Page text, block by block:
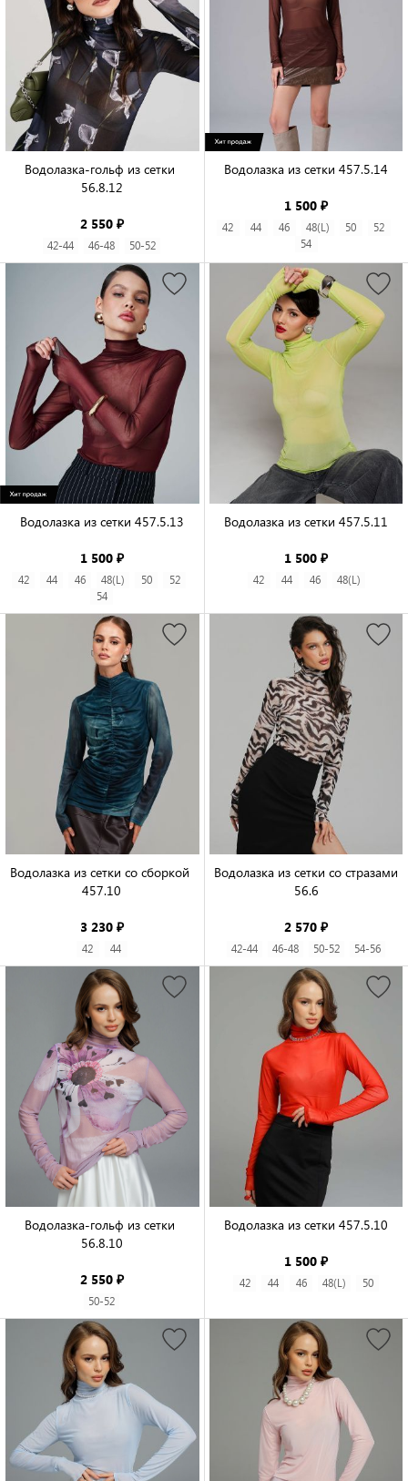
Водолазка-гольф из сетки
56.8.12
2 550 ₽
42-44 46-48 50-52
Водолазка из сетки 457.5.14
1 500 ₽
42 44 46 48(L) 50
52
54
Водолазка из сетки 457.5.13
1 500 ₽
42 44 46 48(L) 50
52
54
Водолазка из сетки 457.5.11
1 500 ₽
42 44 46 48(L)
Водолазка из сетки со сборкой
457.10
3 230 ₽
42 44
Водолазка из сетки со стразами
56.6
2 570 ₽
42-44 46-48 50-52 54-56
Водолазка-гольф из сетки
56.8.10
2 550 ₽
50-52
Водолазка из сетки 457.5.10
1 500 ₽
42 44 46 48(L) 50